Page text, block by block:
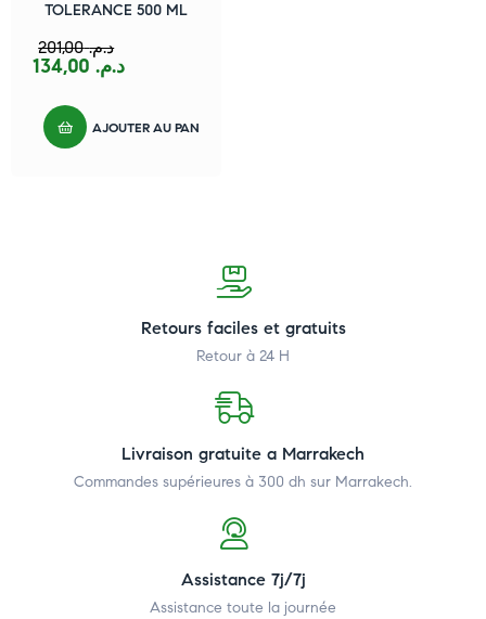
TOLERANCE 500 ML
د.م.201,00
د.م.
AJOUTER AU PANIER
Retours faciles et gratuits
Retour à 24 H
Livraison gratuite a Marrakech
Commandes supérieures à 300 dh sur Marrakech.
Assistance 7j/7j
Assistance toute la journée